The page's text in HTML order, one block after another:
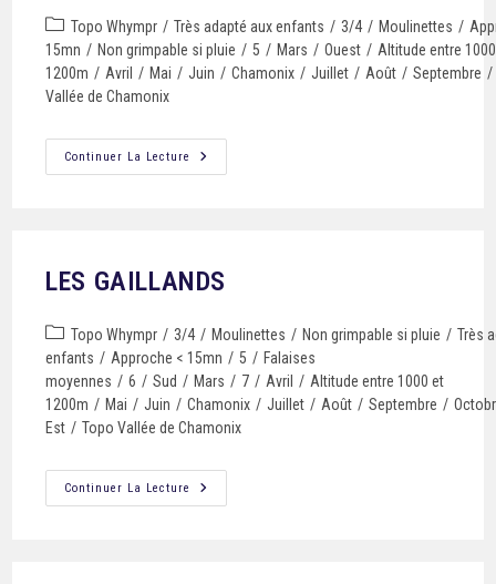
Topo Whympr / Très adapté aux enfants / 3/4 / Moulinettes /
15mn / Non grimpable si pluie / 5 / Mars / Ouest / Altitude entre
1200m / Avril / Mai / Juin / Chamonix / Juillet / Août / Septembre /
Vallée de Chamonix
Continuer La Lecture
LES GAILLANDS
Topo Whympr / 3/4 / Moulinettes / Non grimpable si pluie / Très
enfants / Approche < 15mn / 5 / Falaises
moyennes / 6 / Sud / Mars / 7 / Avril / Altitude entre 1000 et
1200m / Mai / Juin / Chamonix / Juillet / Août / Septembre /
Est / Topo Vallée de Chamonix
Continuer La Lecture